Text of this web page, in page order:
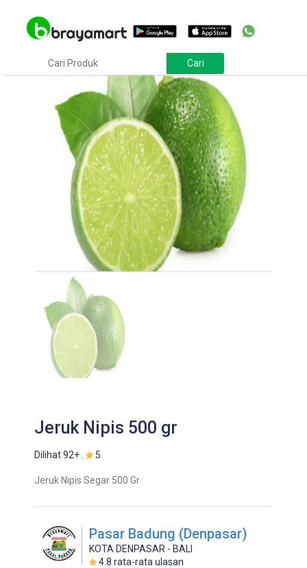
Jeruk Nipis 500 gr
Dilihat 92+ . 5
Jeruk Nipis Segar 500 Gr
Pasar Badung (Denpasar)
KOTA DENPASAR - BALI
4.8 rata-rata ulasan